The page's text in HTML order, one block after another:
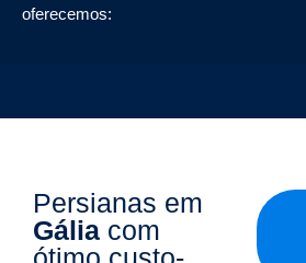
oferecemos:
Persianas em
Gália com